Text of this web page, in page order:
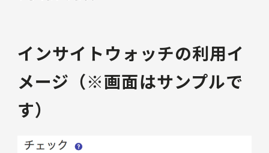
インサイトウォッチの利用イ
メージ（※画面はサンプルで
す）